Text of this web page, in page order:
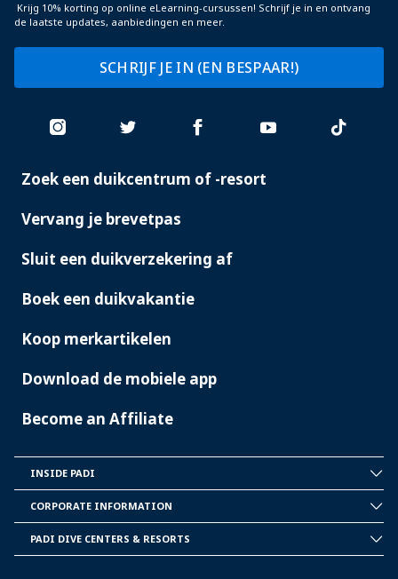
Krijg 10% korting op online eLearning-cursussen! Schrijf je in en ontvang
de laatste updates, aanbiedingen en meer.
SCHRIJF JE IN (EN BESPAAR!)
PADI
Zoek een duikcentrum of -resort
Vervang je brevetpas
Sluit een duikverzekering af
Boek een duikvakantie
Koop merkartikelen
Download de mobiele app
Become an Affiliate
PADI
INSIDE PADI
INFORMATION
CORPORATE INFORMATION
PADI DIVE CENTERS & RESORTS